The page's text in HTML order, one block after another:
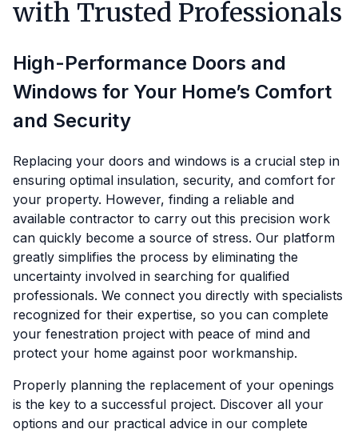
with Trusted Professionals
High-Performance Doors and
Windows for Your Home’s Comfort
and Security
Replacing your doors and windows is a crucial step in
ensuring optimal insulation, security, and comfort for
your property. However, finding a reliable and
available contractor to carry out this precision work
can quickly become a source of stress. Our platform
greatly simplifies the process by eliminating the
uncertainty involved in searching for qualified
professionals. We connect you directly with specialists
recognized for their expertise, so you can complete
your fenestration project with peace of mind and
protect your home against poor workmanship.
Properly planning the replacement of your openings
is the key to a successful project. Discover all your
options and our practical advice in our complete